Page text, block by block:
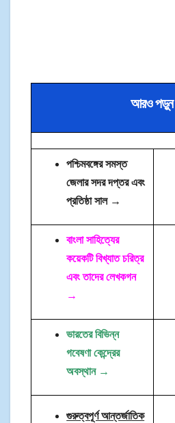
আরও পড়ুন
পশ্চিমবঙ্গের সমস্ত
জেলার সদর দপ্তর এবং
প্রতিষ্ঠা সাল →
বাংলা সাহিত্যের
কয়েকটি বিখ্যাত চরিত্র
এবং তাদের লেখকগন
→
ভারতের বিভিন্ন
গবেষণা কেন্দ্রের
অবস্থান →
গুরুত্বপূর্ণ আন্তর্জাতিক